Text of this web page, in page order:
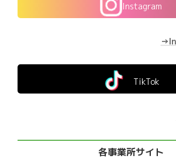
Instagram
TikTok
各事業所サイト